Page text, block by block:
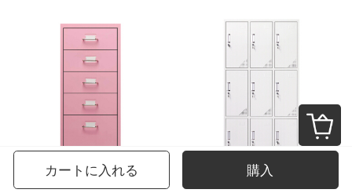
オペルの美しい引き出しA 4ファイルの低いキャビネットの事務室の物の5階の斗の収納の箱のピンク色 オペル美九門鉄皮ワルドラック社員ロッカー0.7 MMの厚いお金
カートに入れる 購入